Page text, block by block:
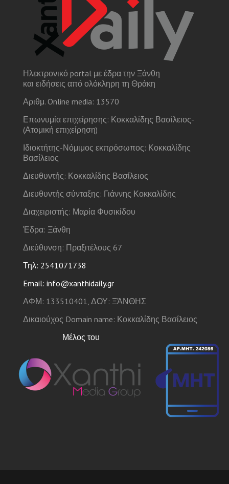
Ηλεκτρονικό portal με έδρα την Ξάνθη
και ειδήσεις από ολόκληρη τη Θράκη
Αριθμ. Online media: 13570
Επωνυμία επιχείρησης: Κοκκαλίδης Βασίλειος-
(Ατομική επιχείρηση)
Ιδιοκτήτης-Νόμιμος εκπρόσωπος: Κοκκαλίδης
Βασίλειος
Διευθυντής: Κοκκαλίδης Βασίλειος
Διευθυντής σύνταξης: Γιάννης Κοκκαλίδης
Διαχειριστής: Μαρία Φυσικίδου
Έδρα: Ξάνθη
Διεύθυνση: Πραξιτέλους 67
Τηλ: 2541071738
Email: info@xanthidaily.gr
ΑΦΜ: 133510401, ΔΟΥ: ΞΆΝΘΗΣ
Δικαιούχος Domain name: Κοκκαλίδης Βασίλειος
Μέλος του